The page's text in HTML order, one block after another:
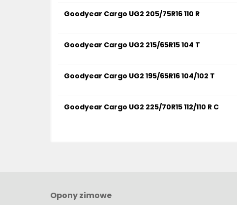
Goodyear Cargo UG2 205/75R16 110 R
Goodyear Cargo UG2 215/65R15 104 T
Goodyear Cargo UG2 195/65R16 104/102 T
Goodyear Cargo UG2 225/70R15 112/110 R C
Opony zimowe